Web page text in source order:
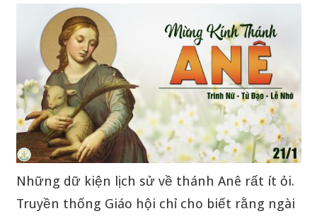
Những dữ kiện lịch sử về thánh Anê rất ít ỏi.
Truyền thống Giáo hội chỉ cho biết rằng ngài